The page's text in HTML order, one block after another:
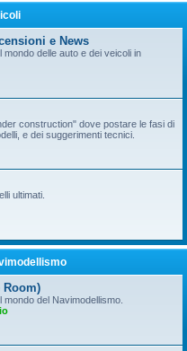
e News
mondo delle auto e dei veicoli in
construction" dove postare le fasi di
e dei suggerimenti tecnici.
ultimati.
Room)
del Navimodellismo.